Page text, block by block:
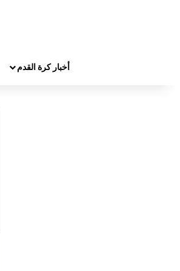
أخبار كرة القدم